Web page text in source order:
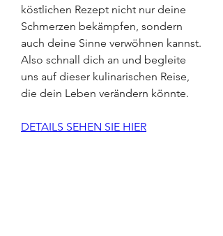
köstlichen Rezept nicht nur deine
Schmerzen bekämpfen, sondern
auch deine Sinne verwöhnen kannst.
Also schnall dich an und begleite
uns auf dieser kulinarischen Reise,
die dein Leben verändern könnte.
DETAILS SEHEN SIE HIER